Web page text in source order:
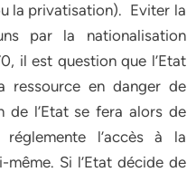
la privatisation). Eviter la
par la nationalisation
il est question que l’Etat
ressource en danger de
de l’Etat se fera alors de
l’accès à la
Si l’Etat décide de